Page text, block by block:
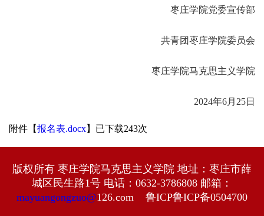
枣庄学院党委宣传部
共青团枣庄学院委员会
枣庄学院马克思主义学院
2024年6月25日
附件【报名表.docx】已下载243次
版权所有 枣庄学院马克思主义学院 地址：枣庄市薛
城区民生路1号 电话：0632-3786808 邮箱：
mayuangongzuo@126.com 鲁ICP鲁ICP备0504700